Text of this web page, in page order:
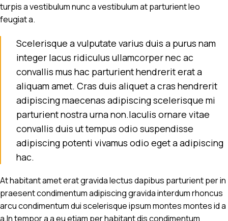
turpis a vestibulum nunc a vestibulum at parturient leo
feugiat a.
Scelerisque a vulputate varius duis a purus nam
integer lacus ridiculus ullamcorper nec ac
convallis mus hac parturient hendrerit erat a
aliquam amet. Cras duis aliquet a cras hendrerit
adipiscing maecenas adipiscing scelerisque mi
parturient nostra urna non.Iaculis ornare vitae
convallis duis ut tempus odio suspendisse
adipiscing potenti vivamus odio eget a adipiscing
hac.
At habitant amet erat gravida lectus dapibus parturient per in
praesent condimentum adipiscing gravida interdum rhoncus
arcu condimentum dui scelerisque ipsum montes montes id a
a.In tempor a a eu etiam per habitant dis condimentum